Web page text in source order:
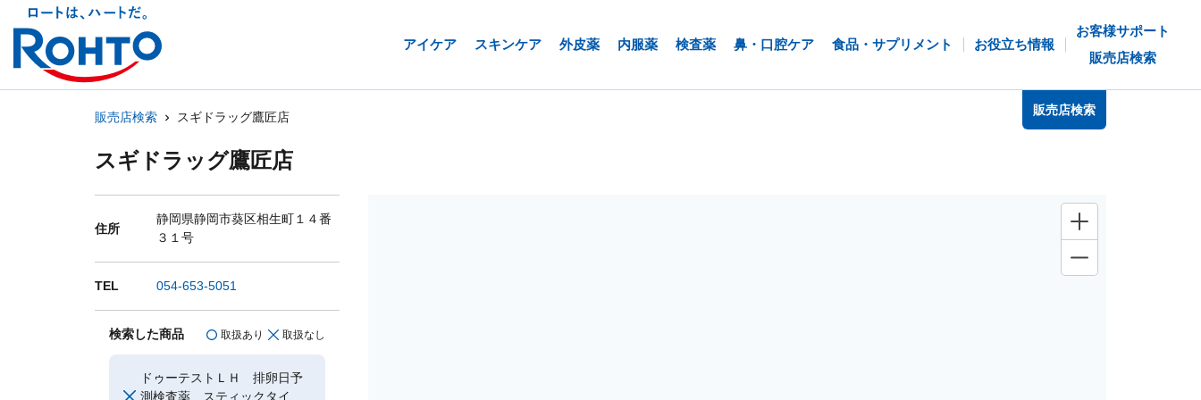
アイケア スキンケア 外皮薬 内服薬 検査薬 鼻・口腔ケア 食品・サプリメント お役立ち情報
お客様サポート
販売店検索
販売店検索 スギドラッグ鷹匠店 販売店検索
スギドラッグ鷹匠店
住所
静岡県静岡市葵区相生町１４番
３１号
TEL 054-653-5051
検索した商品 取扱あり 取扱なし
ドゥーテストＬＨ 排卵日予
測検査薬 スティックタイ